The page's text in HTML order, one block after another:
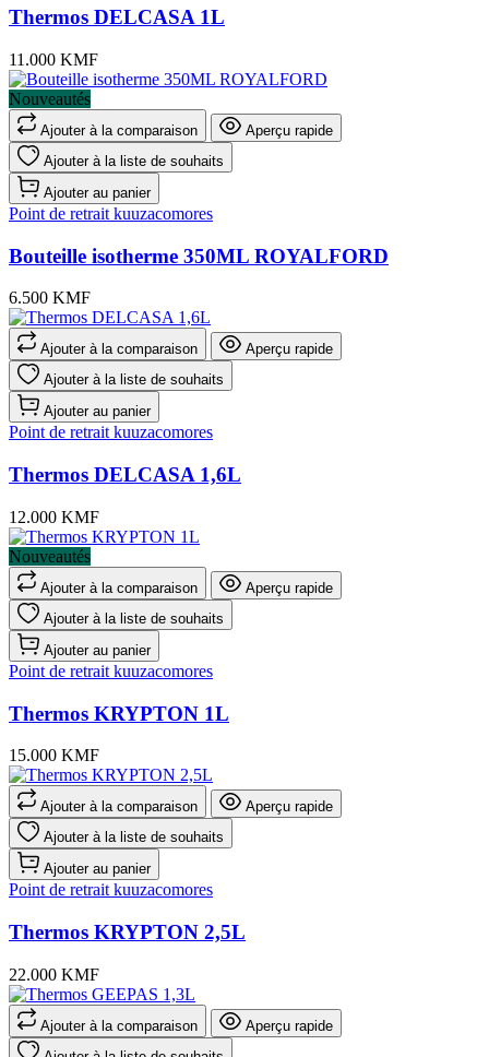
Thermos DELCASA 1L
11.000 KMF
Nouveautés
Ajouter à la comparaison
Aperçu rapide
Ajouter à la liste de souhaits
Ajouter au panier
Point de retrait kuuzacomores
Bouteille isotherme 350ML ROYALFORD
6.500 KMF
Ajouter à la comparaison
Aperçu rapide
Ajouter à la liste de souhaits
Ajouter au panier
Point de retrait kuuzacomores
Thermos DELCASA 1,6L
12.000 KMF
Nouveautés
Ajouter à la comparaison
Aperçu rapide
Ajouter à la liste de souhaits
Ajouter au panier
Point de retrait kuuzacomores
Thermos KRYPTON 1L
15.000 KMF
Ajouter à la comparaison
Aperçu rapide
Ajouter à la liste de souhaits
Ajouter au panier
Point de retrait kuuzacomores
Thermos KRYPTON 2,5L
22.000 KMF
Ajouter à la comparaison
Aperçu rapide